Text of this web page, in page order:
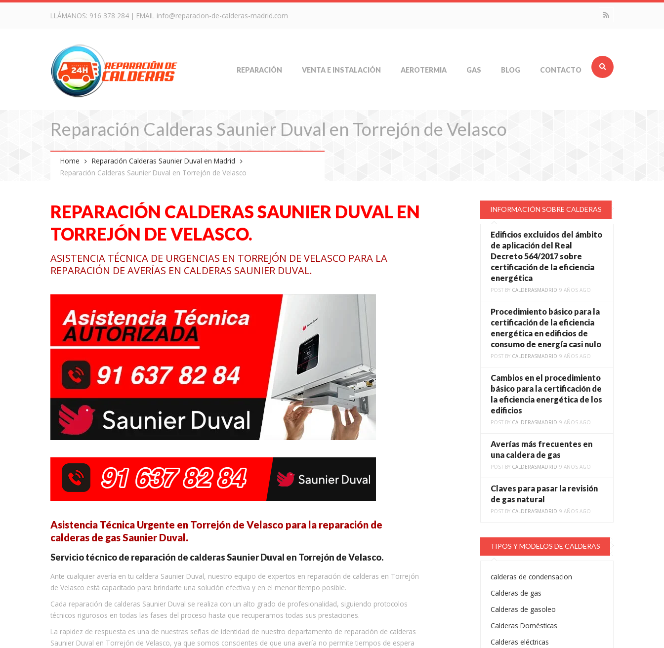
LLÁMANOS: 916 378 284 | EMAIL info@reparacion-de-calderas-madrid.com
REPARACIÓN VENTA E INSTALACIÓN AEROTERMIA GAS BLOG CONTACTO
Reparación Calderas Saunier Duval en Torrejón de Velasco
Home
Reparación Calderas Saunier Duval en Madrid
Reparación Calderas Saunier Duval en Torrejón de Velasco
REPARACIÓN CALDERAS SAUNIER DUVAL EN
TORREJÓN DE VELASCO.
ASISTENCIA TÉCNICA DE URGENCIAS EN TORREJÓN DE VELASCO PARA LA
REPARACIÓN DE AVERÍAS EN CALDERAS SAUNIER DUVAL.
Asistencia Técnica Urgente en Torrejón de Velasco para la reparación de
calderas de gas Saunier Duval.
Servicio técnico de reparación de calderas Saunier Duval en Torrejón de Velasco.
Ante cualquier avería en tu caldera Saunier Duval, nuestro equipo de expertos en reparación de calderas en Torrejón
de Velasco está capacitado para brindarte una solución efectiva y en el menor tiempo posible.
Cada reparación de calderas Saunier Duval se realiza con un alto grado de profesionalidad, siguiendo protocolos
técnicos rigurosos en todas las fases del proceso hasta que recuperamos todas sus prestaciones.
La rapidez de respuesta es una de nuestras señas de identidad de nuestro departamento de reparación de calderas
Saunier Duval en Torrejón de Velasco, ya que somos conscientes de que una avería no permite tiempos de espera
INFORMACIÓN SOBRE CALDERAS
Edificios excluidos del ámbito
de aplicación del Real
Decreto 564/2017 sobre
certificación de la eficiencia
energética
POST BY CALDERASMADRID 9 AÑOS AGO
Procedimiento básico para la
certificación de la eficiencia
energética en edificios de
consumo de energía casi nulo
POST BY CALDERASMADRID 9 AÑOS AGO
Cambios en el procedimiento
básico para la certificación de
la eficiencia energética de los
edificios
POST BY CALDERASMADRID 9 AÑOS AGO
Averías más frecuentes en
una caldera de gas
POST BY CALDERASMADRID 9 AÑOS AGO
Claves para pasar la revisión
de gas natural
POST BY CALDERASMADRID 9 AÑOS AGO
TIPOS Y MODELOS DE CALDERAS
calderas de condensacion
Calderas de gas
Calderas de gasoleo
Calderas Domésticas
Calderas eléctricas